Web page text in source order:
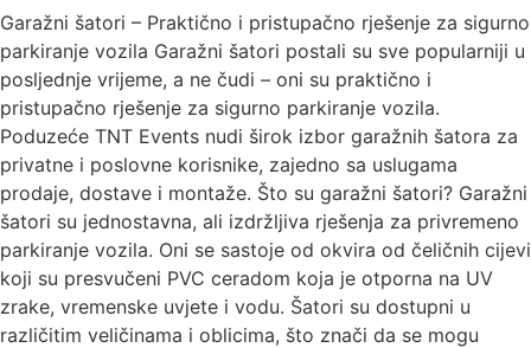
Garažni šatori – Praktično i pristupačno rješenje za sigurno
parkiranje vozila Garažni šatori postali su sve popularniji u
posljednje vrijeme, a ne čudi – oni su praktično i
pristupačno rješenje za sigurno parkiranje vozila.
Poduzeće TNT Events nudi širok izbor garažnih šatora za
privatne i poslovne korisnike, zajedno sa uslugama
prodaje, dostave i montaže. Što su garažni šatori? Garažni
šatori su jednostavna, ali izdržljiva rješenja za privremeno
parkiranje vozila. Oni se sastoje od okvira od čeličnih cijevi
koji su presvučeni PVC ceradom koja je otporna na UV
zrake, vremenske uvjete i vodu. Šatori su dostupni u
različitim veličinama i oblicima, što znači da se mogu